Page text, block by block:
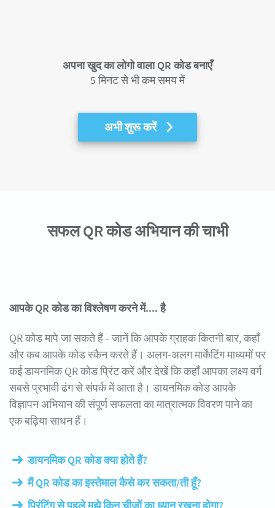
अपना खुद का लोगो वाला QR कोड बनाएँ
5 मिनट से भी कम समय में
अभी शुरू करें
सफल QR कोड अभियान की चाभी
आपके QR कोड का विश्लेषण करने में.... है
QR कोड मापे जा सकते हैं - जानें कि आपके ग्राहक कितनी बार, कहाँ
और कब आपके कोड स्कैन करते हैं। अलग-अलग मार्केटिंग माध्यमों पर
कई डायनमिक QR कोड प्रिंट करें और देखें कि कहाँ आपका लक्ष्य वर्ग
सबसे प्रभावी ढंग से संपर्क में आता है। डायनमिक कोड आपके
विज्ञापन अभियान की संपूर्ण सफलता का मात्रात्मक विवरण पाने का
एक बढ़िया साधन हैं।
डायनमिक QR कोड क्या होते हैं?
मैं QR कोड का इस्तेमाल कैसे कर सकता/ती हूँ?
प्रिंटिंग से पहले मुझे किन चीजों का ध्यान रखना होगा?